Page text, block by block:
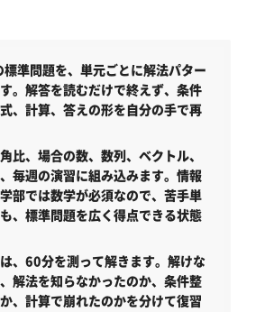
準問題を、単元ごとに解法パター
。解答を読むだけで終えず、条件
、計算、答えの形を自分の手で再
比、場合の数、数列、ベクトル、
毎週の演習に組み込みます。情報
部では数学が必須なので、苦手単
、標準問題を広く得点できる状態
、60分を測って解きます。解けな
解法を知らなかったのか、条件整
、計算で崩れたのかを分けて復習